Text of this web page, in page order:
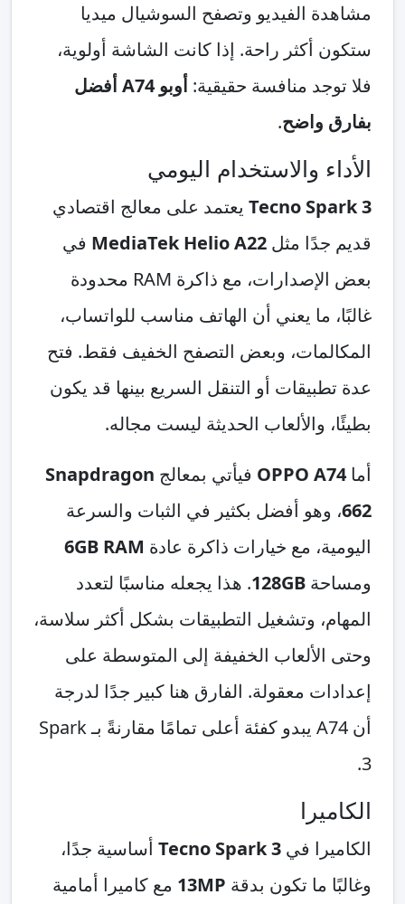
مشاهدة الفيديو وتصفح السوشيال ميديا
ستكون أكثر راحة. إذا كانت الشاشة أولوية،
فلا توجد منافسة حقيقية:
أوبو A74 أفضل
بفارق واضح.
الأداء والاستخدام اليومي
Tecno Spark 3 يعتمد على معالج اقتصادي
قديم جدًا مثل MediaTek Helio A22 في
بعض الإصدارات، مع ذاكرة RAM محدودة
غالبًا، ما يعني أن الهاتف مناسب للواتساب،
المكالمات، وبعض التصفح الخفيف فقط. فتح
عدة تطبيقات أو التنقل السريع بينها قد يكون
بطيئًا، والألعاب الحديثة ليست مجاله.
أما OPPO A74 فيأتي بمعالج Snapdragon
662، وهو أفضل بكثير في الثبات والسرعة
اليومية، مع خيارات ذاكرة عادة 6GB RAM
ومساحة 128GB. هذا يجعله مناسبًا لتعدد
المهام، وتشغيل التطبيقات بشكل أكثر سلاسة،
وحتى الألعاب الخفيفة إلى المتوسطة على
إعدادات معقولة. الفارق هنا كبير جدًا لدرجة
أن A74 يبدو كفئة أعلى تمامًا مقارنةً بـ Spark
3.
الكاميرا
الكاميرا في Tecno Spark 3 أساسية جدًا،
وغالبًا ما تكون بدقة 13MP مع كاميرا أمامية